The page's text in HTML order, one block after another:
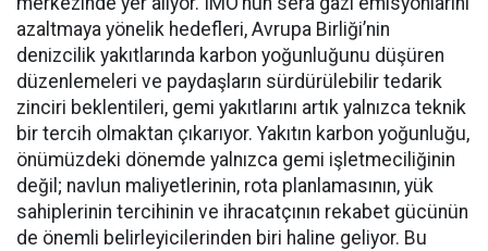
azaltmaya yönelik hedefleri, Avrupa Birliği’nin
denizcilik yakıtlarında karbon yoğunluğunu düşüren
düzenlemeleri ve paydaşların sürdürülebilir tedarik
zinciri beklentileri, gemi yakıtlarını artık yalnızca teknik
bir tercih olmaktan çıkarıyor. Yakıtın karbon yoğunluğu,
önümüzdeki dönemde yalnızca gemi işletmeciliğinin
değil; navlun maliyetlerinin, rota planlamasının, yük
sahiplerinin tercihinin ve ihracatçının rekabet gücünün
de önemli belirleyicilerinden biri haline geliyor. Bu